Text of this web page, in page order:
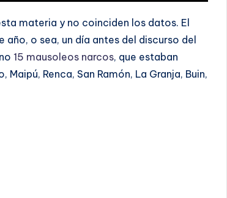
materia y no coinciden los datos. El
o sea, un día antes del discurso del
15 mausoleos narcos, que estaban
Renca, San Ramón, La Granja, Buin,